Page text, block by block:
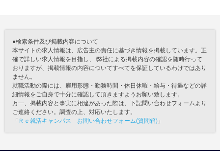
●検索条件及び掲載内容について
本サイトの求人情報は、広告主の責任に基づき情報を掲載しています。正
確で詳しい求人情報を目指し、 弊社による掲載内容の確認を随時行って
おりますが、掲載情報の内容についてすべてを保証しているわけではあり
ません。
就職活動の際には、雇用形態・勤務時間・休日休暇・給与・待遇などの詳
細情報をご自身で十分に確認して頂きますようお願い致します。
万一、掲載内容と事実に相違があった際は、下記問い合わせフォームより
ご連絡ください。調査の上、対応いたします。
「 Ｒｅ就活キャンパス お問い合わせフォーム(質問箱) 」